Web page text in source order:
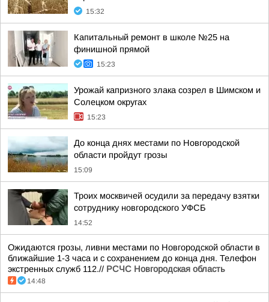
15:32
Капитальный ремонт в школе №25 на
финишной прямой
15:23
Урожай капризного злака созрел в Шимском и
Солецком округах
15:23
До конца днях местами по Новгородской
области пройдут грозы
15:09
Троих москвичей осудили за передачу взятки
сотруднику новгородского УФСБ
14:52
Ожидаются грозы, ливни местами по Новгородской области в
ближайшие 1-3 часа и с сохранением до конца дня. Телефон
экстренных служб 112.// РСЧС Новгородская область
14:48